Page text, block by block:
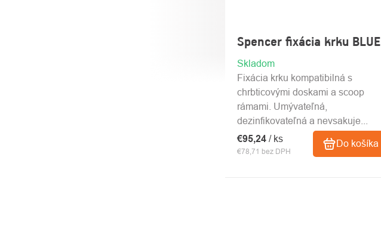
Spencer fixácia krku BLUE
Skladom
€78,71 bez DPH
€95,24 / ks Do košíka
Fixácia krku kompatibilná s
chrbticovými doskami a scoop
rámami. Umývateľná,
dezinfikovateľná a nevsakuje...